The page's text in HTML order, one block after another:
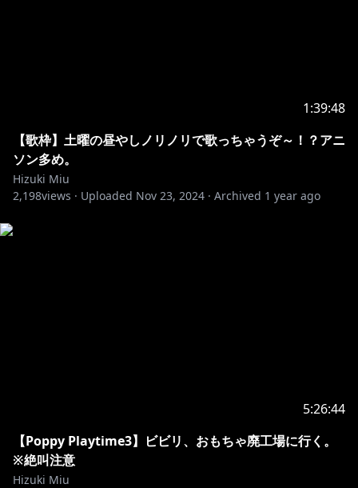
1:39:48
【歌枠】土曜の昼やしノリノリで歌っちゃうぞ～！？アニ
ソン多め。
Hizuki Miu
2,198views · Uploaded Nov 23, 2024 · Archived 1 year ago
5:26:44
【Poppy Playtime3】ビビリ、おもちゃ廃工場に行く。
※絶叫注意
Hizuki Miu